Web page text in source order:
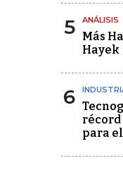
5 ANÁLISIS
Más
Hayek
6
récord
para